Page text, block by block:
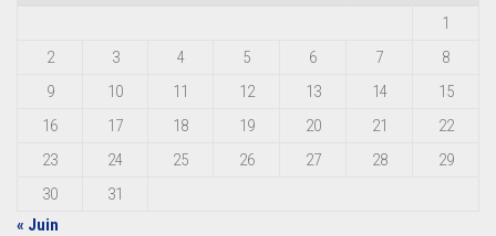
1
2
3 4 5 6 7
8
9
10 11 12 13 14
15
16
17 18 19 20 21
22
23
24 25 26 27 28
29
30
31
« Juin